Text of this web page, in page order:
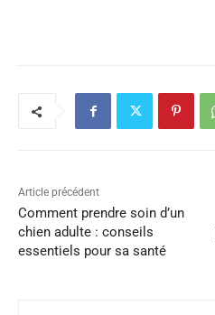
Article précédent
Comment prendre soin d’un
chien adulte : conseils
essentiels pour sa santé